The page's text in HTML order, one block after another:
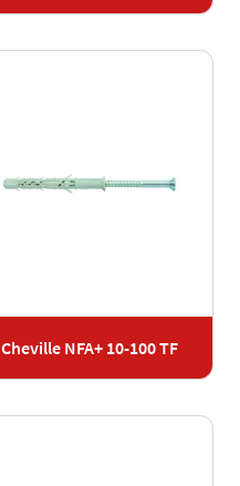
Cheville NFA+ 10-100 TF